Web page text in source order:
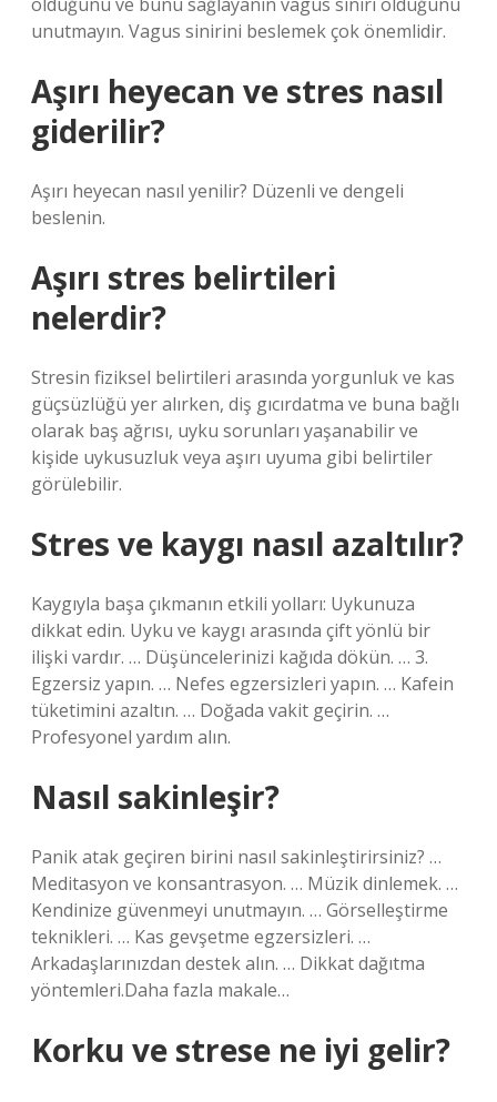
unutmayın. Vagus sinirini beslemek çok önemlidir.
Aşırı heyecan ve stres nasıl
giderilir?
Aşırı heyecan nasıl yenilir? Düzenli ve dengeli
beslenin.
Aşırı stres belirtileri
nelerdir?
Stresin fiziksel belirtileri arasında yorgunluk ve kas
güçsüzlüğü yer alırken, diş gıcırdatma ve buna bağlı
olarak baş ağrısı, uyku sorunları yaşanabilir ve
kişide uykusuzluk veya aşırı uyuma gibi belirtiler
görülebilir.
Stres ve kaygı nasıl azaltılır?
Kaygıyla başa çıkmanın etkili yolları: Uykunuza
dikkat edin. Uyku ve kaygı arasında çift yönlü bir
ilişki vardır. … Düşüncelerinizi kağıda dökün. … 3.
Egzersiz yapın. … Nefes egzersizleri yapın. … Kafein
tüketimini azaltın. … Doğada vakit geçirin. …
Profesyonel yardım alın.
Nasıl sakinleşir?
Panik atak geçiren birini nasıl sakinleştirirsiniz? …
Meditasyon ve konsantrasyon. … Müzik dinlemek. …
Kendinize güvenmeyi unutmayın. … Görselleştirme
teknikleri. … Kas gevşetme egzersizleri. …
Arkadaşlarınızdan destek alın. … Dikkat dağıtma
yöntemleri.Daha fazla makale…
Korku ve strese ne iyi gelir?